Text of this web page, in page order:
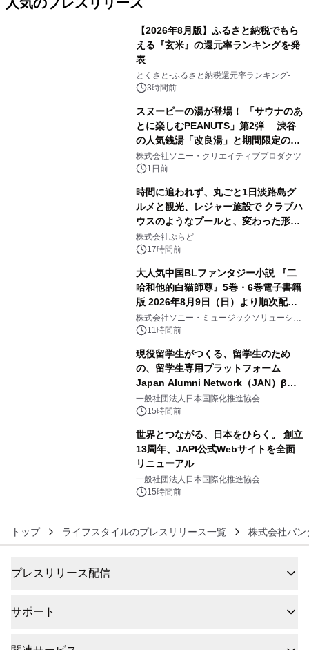
【2026年8月版】ふるさと納税でもら
える『玄米』の還元率ランキングを発
表
とくさと-ふるさと納税還元率ランキング-
3時間前
スヌーピーの湯が登場！ 「サウナのあ
とに楽しむPEANUTS」第2弾 渋谷
の人気銭湯「改良湯」と期間限定のコ
ラボレーション サウナイキタイコラ
ボグッズも発売決定！
株式会社ソニー・クリエイティブプロダクツ
1日前
時間に追われず、丸ごと1日淡路島グ
ルメと観光、レジャー施設で クラブハ
ウスのようなプールと、変わった形の
サウナも 「THE BOXY AWAJI」のお
得な素泊まり連泊プランで
株式会社ぷらど
17時間前
大人気中国BLファンタジー小説 『二
哈和他的白猫師尊』5巻・6巻電子書籍
版 2026年8月9日（日）より順次配信
開始
株式会社ソニー・ミュージックソリューショ
ンズ11時間前
現役留学生がつくる、留学生のため
の、留学生専用プラットフォーム
Japan Alumni Network（JAN）β版
をリリース
一般社団法人日本国際化推進協会
15時間前
世界とつながる、日本をひらく。 創立
13周年、JAPI公式Webサイトを全面
リニューアル
一般社団法人日本国際化推進協会
15時間前
トップ ライフスタイルのプレスリリース一覧 株式会社バ
プレスリリース配信
サポート